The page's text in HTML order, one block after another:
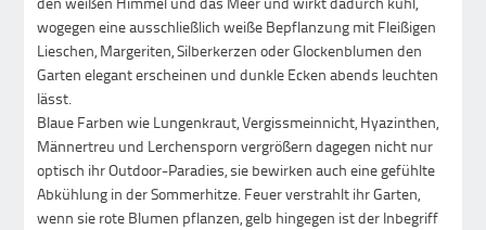
wogegen eine ausschließlich weiße Bepflanzung mit Fleißigen
Lieschen, Margeriten, Silberkerzen oder Glockenblumen den
Garten elegant erscheinen und dunkle Ecken abends leuchten
lässt.
Blaue Farben wie Lungenkraut, Vergissmeinnicht, Hyazinthen,
Männertreu und Lerchensporn vergrößern dagegen nicht nur
optisch ihr Outdoor-Paradies, sie bewirken auch eine gefühlte
Abkühlung in der Sommerhitze. Feuer verstrahlt ihr Garten,
wenn sie rote Blumen pflanzen, gelb hingegen ist der Inbegriff